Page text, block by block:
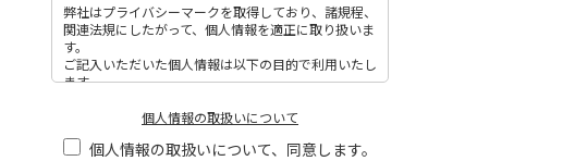
弊社はプライバシーマークを取得しており、諸規程、
関連法規にしたがって、個人情報を適正に取り扱いま
す。
ご記入いただいた個人情報は以下の目的で利用いたし
ます。
発注、決済および対応
・当社サービス等に関する情報の提供、収集および伝
個人情報の取扱いについて
個人情報の取扱いについて、同意します。